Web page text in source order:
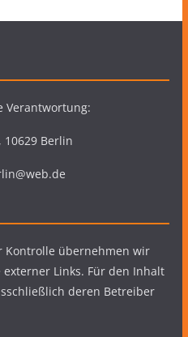
Verantwortung:
10629 Berlin
übernehmen wir
Links. Für den Inhalt
deren Betreiber